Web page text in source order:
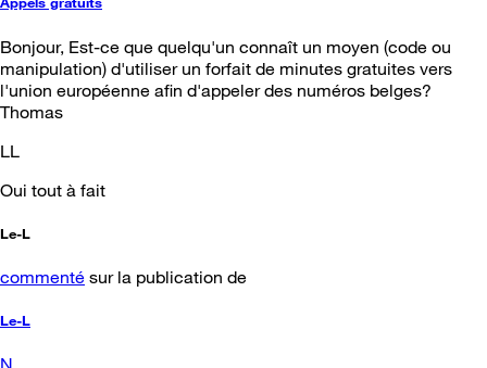
Bonjour, Est-ce que quelqu'un connaît un moyen (code ou
manipulation) d'utiliser un forfait de minutes gratuites vers
l'union européenne afin d'appeler des numéros belges?
Thomas
LL
Oui tout à fait
Le-L
commenté sur la publication de
Le-L